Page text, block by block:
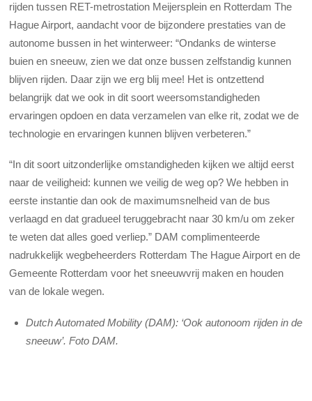
rijden tussen RET-metrostation Meijersplein en Rotterdam The
Hague Airport, aandacht voor de bijzondere prestaties van de
autonome bussen in het winterweer: “Ondanks de winterse
buien en sneeuw, zien we dat onze bussen zelfstandig kunnen
blijven rijden. Daar zijn we erg blij mee! Het is ontzettend
belangrijk dat we ook in dit soort weersomstandigheden
ervaringen opdoen en data verzamelen van elke rit, zodat we de
technologie en ervaringen kunnen blijven verbeteren.”
“In dit soort uitzonderlijke omstandigheden kijken we altijd eerst
naar de veiligheid: kunnen we veilig de weg op? We hebben in
eerste instantie dan ook de maximumsnelheid van de bus
verlaagd en dat gradueel teruggebracht naar 30 km/u om zeker
te weten dat alles goed verliep.” DAM complimenteerde
nadrukkelijk wegbeheerders Rotterdam The Hague Airport en de
Gemeente Rotterdam voor het sneeuwvrij maken en houden
van de lokale wegen.
Dutch Automated Mobility (DAM): ‘Ook autonoom rijden in de
sneeuw’. Foto DAM.